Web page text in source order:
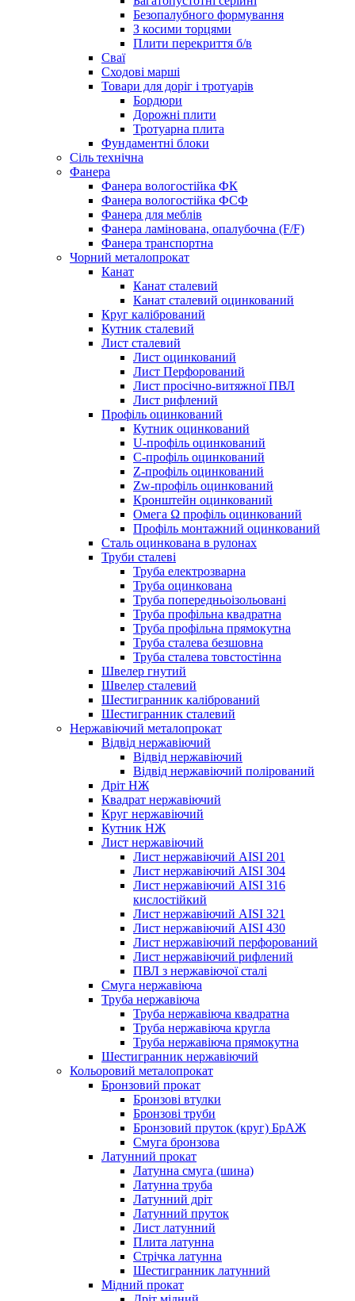
Безопалубного формування
З косими торцями
Плити перекриття б/в
Сваї
Сходові марші
Товари для доріг і тротуарів
Бордюри
Дорожні плити
Тротуарна плита
Фундаментні блоки
Сіль технічна
Фанера
Фанера вологостійка ФК
Фанера вологостійка ФСФ
Фанера для меблів
Фанера ламінована, опалубочна (F/F)
Фанера транспортна
Чорний металопрокат
Канат
Канат сталевий
Канат сталевий оцинкований
Круг калібрований
Кутник сталевий
Лист сталевий
Лист оцинкований
Лист Перфорований
Лист просічно-витяжної ПВЛ
Лист рифлений
Профіль оцинкований
Кутник оцинкований
U-профіль оцинкований
С-профіль оцинкований
Z-профіль оцинкований
Zw-профіль оцинкований
Кронштейн оцинкований
Омега Ω профіль оцинкований
Профіль монтажний оцинкований
Сталь оцинкована в рулонах
Труби сталеві
Труба електрозварна
Труба оцинкована
Труба попередньоізольовані
Труба профільна квадратна
Труба профільна прямокутна
Труба сталева безшовна
Труба сталева товстостінна
Швелер гнутий
Швелер сталевий
Шестигранник калібрований
Шестигранник сталевий
Нержавіючий металопрокат
Відвід нержавіючий
Відвід нержавіючий
Відвід нержавіючий полірований
Дріт НЖ
Квадрат нержавіючий
Круг нержавіючий
Кутник НЖ
Лист нержавіючий
Лист нержавіючий AISI 201
Лист нержавіючий AISI 304
Лист нержавіючий AISI 316
кислостійкий
Лист нержавіючий AISI 321
Лист нержавіючий AISI 430
Лист нержавіючий перфорований
Лист нержавіючий рифлений
ПВЛ з нержавіючої сталі
Смуга нержавіюча
Труба нержавіюча
Труба нержавіюча квадратна
Труба нержавіюча кругла
Труба нержавіюча прямокутна
Шестигранник нержавіючий
Кольоровий металопрокат
Бронзовий прокат
Бронзові втулки
Бронзові труби
Бронзовий пруток (круг) БрАЖ
Смуга бронзова
Латунний прокат
Латунна смуга (шина)
Латунна труба
Латунний дріт
Латунний пруток
Лист латунний
Плита латунна
Стрічка латунна
Шестигранник латунний
Мідний прокат